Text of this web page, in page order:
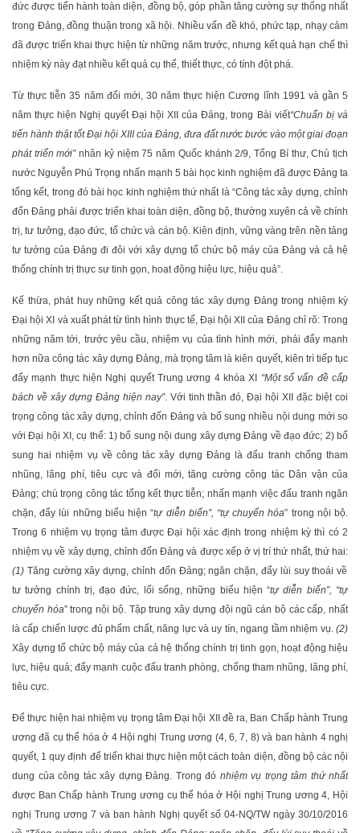
đức được tiến hành toàn diện, đồng bộ, góp phần tăng cường sự thống nhất
trong Đảng, đồng thuận trong xã hội. Nhiều vấn đề khó, phức tạp, nhạy cảm
đã được triển khai thực hiện từ những năm trước, nhưng kết quả hạn chế thì
nhiệm kỳ này đạt nhiều kết quả cụ thể, thiết thực, có tính đột phá.
Từ thực tiễn 35 năm đổi mới, 30 năm thực hiện Cương lĩnh 1991 và gần 5
năm thực hiện Nghị quyết Đại hội XII của Đảng, trong Bài viết“Chuẩn bị và
tiến hành thật tốt Đại hội XIII của Đảng, đưa đất nước bước vào một giai đoạn
phát triển mới”nhân kỷ niệm 75 năm Quốc khánh 2/9, Tổng Bí thư, Chủ tịch
nước Nguyễn Phú Trọng nhấn mạnh 5 bài học kinh nghiệm đã được Đảng ta
tổng kết, trong đó bài học kinh nghiệm thứ nhất là “Công tác xây dựng, chỉnh
đốn Đảng phải được triển khai toàn diện, đồng bộ, thường xuyên cả về chính
trị, tư tưởng, đạo đức, tổ chức và cán bộ. Kiên định, vững vàng trên nền tảng
tư tưởng của Đảng đi đôi với xây dựng tổ chức bộ máy của Đảng và cả hệ
thống chính trị thực sự tinh gọn, hoạt động hiệu lực, hiệu quả”.
Kế thừa, phát huy những kết quả công tác xây dựng Đảng trong nhiệm kỳ
Đại hội XI và xuất phát từ tình hình thực tế, Đại hội XII của Đảng chỉ rõ: Trong
những năm tới, trước yêu cầu, nhiệm vụ của tình hình mới, phải đẩy mạnh
hơn nữa công tác xây dựng Đảng, mà trọng tâm là kiên quyết, kiên trì tiếp tục
đẩy mạnh thực hiện Nghị quyết Trung ương 4 khóa XI “Một số vấn đề cấp
bách về xây dựng Đảng hiện nay”. Với tinh thần đó, Đại hội XII đặc biệt coi
trọng công tác xây dựng, chỉnh đốn Đảng và bổ sung nhiều nội dung mới so
với Đại hội XI, cụ thể: 1) bổ sung nội dung xây dựng Đảng về đạo đức; 2) bổ
sung hai nhiệm vụ về công tác xây dựng Đảng là đấu tranh chống tham
nhũng, lãng phí, tiêu cực và đổi mới, tăng cường công tác Dân vận của
Đảng; chú trọng công tác tổng kết thực tiễn; nhấn mạnh việc đấu tranh ngăn
chặn, đẩy lùi những biểu hiện “tự diễn biến”, “tự chuyển hóa” trong nội bộ.
Trong 6 nhiệm vụ trọng tâm được Đại hội xác định trong nhiệm kỳ thì có 2
nhiệm vụ về xây dựng, chỉnh đốn Đảng và được xếp ở vị trí thứ nhất, thứ hai:
(1) Tăng cường xây dựng, chỉnh đốn Đảng; ngăn chặn, đẩy lùi suy thoái về
tư tưởng chính trị, đạo đức, lối sống, những biểu hiện “tự diễn biến”, “tự
chuyển hóa” trong nội bộ. Tập trung xây dựng đội ngũ cán bộ các cấp, nhất
là cấp chiến lược đủ phẩm chất, năng lực và uy tín, ngang tầm nhiệm vụ. (2)
Xây dựng tổ chức bộ máy của cả hệ thống chính trị tinh gọn, hoạt động hiệu
lực, hiệu quả; đẩy mạnh cuộc đấu tranh phòng, chống tham nhũng, lãng phí,
tiêu cực.
Để thực hiện hai nhiệm vụ trọng tâm Đại hội XII đề ra, Ban Chấp hành Trung
ương đã cụ thể hóa ở 4 Hội nghị Trung ương (4, 6, 7, 8) và ban hành 4 nghị
quyết, 1 quy định để triển khai thực hiện một cách toàn diện, đồng bộ các nội
dung của công tác xây dựng Đảng. Trong đó nhiệm vụ trọng tâm thứ nhất
được Ban Chấp hành Trung ương cụ thể hóa ở Hội nghị Trung ương 4, Hội
nghị Trung ương 7 và ban hành Nghị quyết số 04-NQ/TW ngày 30/10/2016